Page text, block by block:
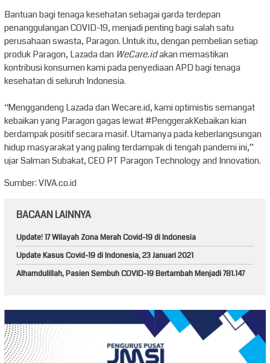
Bantuan bagi tenaga kesehatan sebagai garda terdepan
penanggulangan COVID-19, menjadi penting bagi salah satu
perusahaan swasta, Paragon. Untuk itu, dengan pembelian setiap
produk Paragon, Lazada dan WeCare.idakan memastikan
kontribusi konsumen kami pada penyediaan APD bagi tenaga
kesehatan di seluruh Indonesia.
“Menggandeng Lazada dan Wecare.id, kami optimistis semangat
kebaikan yang Paragon gagas lewat #PenggerakKebaikan kian
berdampak positif secara masif. Utamanya pada keberlangsungan
hidup masyarakat yang paling terdampak di tengah pandemi ini,”
ujar Salman Subakat, CEO PT Paragon Technology and Innovation.
Sumber: VIVA.co.id
BACAAN LAINNYA
Update! 17 Wilayah Zona Merah Covid-19 di Indonesia
Update Kasus Covid-19 di Indonesia, 23 Januari 2021
Alhamdulillah, Pasien Sembuh COVID-19 Bertambah Menjadi 781.147